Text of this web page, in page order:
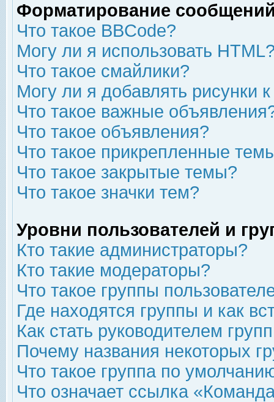
Форматирование
Что такое BBCode?
Могу ли я использовать
Что такое смайлики?
Могу ли я добавлять рисунки
Что такое важные
Что такое объявления?
Что такое прикрепленные
Что такое закрытые темы?
Что такое значки тем?
Уровни пользователей и
Кто такие администраторы?
Кто такие модераторы?
Что такое группы
Где находятся группы и как
Как стать руководителем
Почему названия некоторых
Что такое группа по
Что означает ссылка